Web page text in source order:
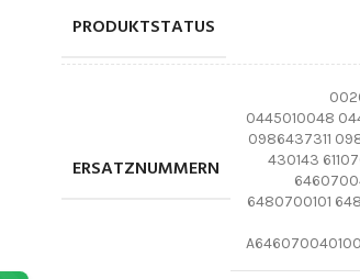
PRODUKTSTATUS
ERSATZNUMMERN
0445010048
0986437311
430143
6480700101